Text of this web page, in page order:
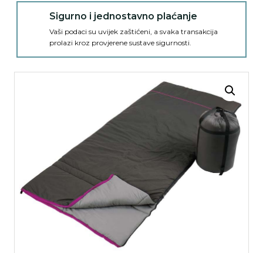
Sigurno i jednostavno plaćanje
Vaši podaci su uvijek zaštićeni, a svaka transakcija
prolazi kroz provjerene sustave sigurnosti.